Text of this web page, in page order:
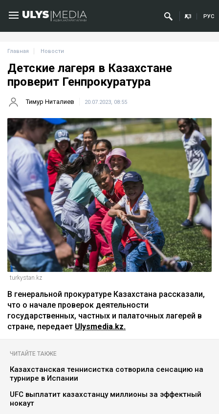
ҚАЗ РУС
Главная Новости
Детские лагеря в Казахстане
проверит Генпрокуратура
Тимур Ниталиев 20.07.2023, 08:55
turkystan.kz
В генеральной прокуратуре Казахстана рассказали,
что о начале проверок деятельности
государственных, частных и палаточных лагерей в
стране, передает Ulysmedia.kz.
ЧИТАЙТЕ ТАКЖЕ
Казахстанская теннисистка сотворила сенсацию на
турнире в Испании
UFC выплатит казахстанцу миллионы за эффектный
нокаут